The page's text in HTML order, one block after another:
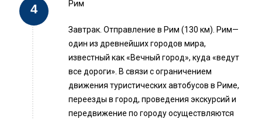
Рим
Завтрак. Отправление в Рим (130 км). Рим—
один из древнейших городов мира,
известный как «Вечный город», куда «ведут
все дороги». В связи с ограничением
движения туристических автобусов в Риме,
переезды в город, проведения экскурсий и
передвижение по городу осуществляются